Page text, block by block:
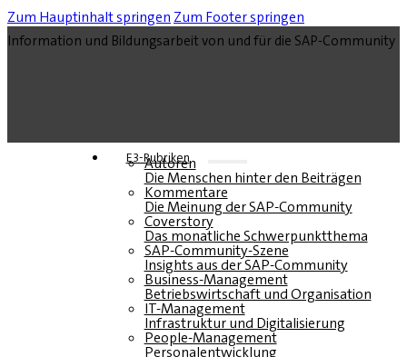
Zum Hauptinhalt springen Zum Footer springen
Information und Bildungsarbeit von und für die SAP-Community
E3-Rubriken
Autoren
Die Menschen hinter den Beiträgen
Kommentare
Die Meinung der SAP-Community
Coverstory
Das monatliche Schwerpunktthema
SAP-Community-Szene
Insights aus der SAP-Community
Business-Management
Betriebswirtschaft und Organisation
IT-Management
Infrastruktur und Digitalisierung
People-Management
Personalentwicklung